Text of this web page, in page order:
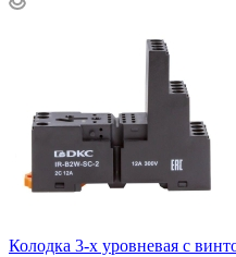
Колодка 3-х уровневая с